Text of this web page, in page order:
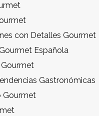
con Detalles Gourmet
Española
Gastronómicas
Gourmet